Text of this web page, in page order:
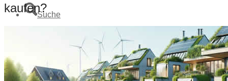
Suche
kaufen?